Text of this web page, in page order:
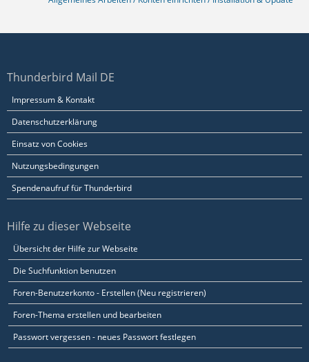
Thunderbird Mail DE
Impressum & Kontakt
Datenschutzerklärung
Einsatz von Cookies
Nutzungsbedingungen
Spendenaufruf für Thunderbird
Hilfe zu dieser Webseite
Übersicht der Hilfe zur Webseite
Die Suchfunktion benutzen
Foren-Benutzerkonto - Erstellen (Neu registrieren)
Foren-Thema erstellen und bearbeiten
Passwort vergessen - neues Passwort festlegen